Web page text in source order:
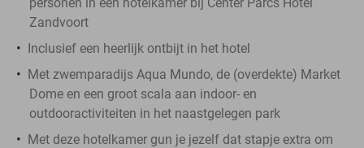
Zandvoort
Inclusief een heerlijk ontbijt in het hotel
Met zwemparadijs Aqua Mundo, de (overdekte) Market
Dome en een groot scala aan indoor- en
outdooractiviteiten in het naastgelegen park
Met deze hotelkamer gun je jezelf dat stapje extra om